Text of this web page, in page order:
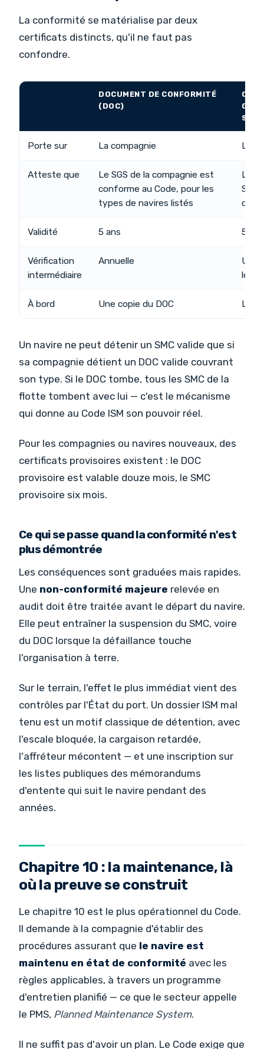
La conformité se matérialise par deux
certificats distincts, qu'il ne faut pas
confondre.
DOCUMENT DE CONFORMITÉ
(DOC)
Porte sur La compagnie Le
Atteste que
Le SGS de la compagnie est
conforme au Code, pour les
types de navires listés
Le
SGS
de
Validité 5 ans 5 ans
Vérification
intermédiaire
Annuelle
Une
le 3
À bord Une copie du DOC
Un navire ne peut détenir un SMC valide que si
sa compagnie détient un DOC valide couvrant
son type. Si le DOC tombe, tous les SMC de la
flotte tombent avec lui — c'est le mécanisme
qui donne au Code ISM son pouvoir réel.
Pour les compagnies ou navires nouveaux, des
certificats provisoires existent : le DOC
provisoire est valable douze mois, le SMC
provisoire six mois.
Ce qui se passe quand la conformité n'est
plus démontrée
Les conséquences sont graduées mais rapides.
Une non-conformité majeure relevée en
audit doit être traitée avant le départ du navire.
Elle peut entraîner la suspension du SMC, voire
du DOC lorsque la défaillance touche
l'organisation à terre.
Sur le terrain, l'effet le plus immédiat vient des
contrôles par l'État du port. Un dossier ISM mal
tenu est un motif classique de détention, avec
l'escale bloquée, la cargaison retardée,
l'affréteur mécontent — et une inscription sur
les listes publiques des mémorandums
d'entente qui suit le navire pendant des
années.
Chapitre 10 : la maintenance, là
où la preuve se construit
Le chapitre 10 est le plus opérationnel du Code.
Il demande à la compagnie d'établir des
procédures assurant que le navire est
maintenu en état de conformité avec les
règles applicables, à travers un programme
d'entretien planifié — ce que le secteur appelle
le PMS, Planned Maintenance System.
Il ne suffit pas d'avoir un plan. Le Code exige que